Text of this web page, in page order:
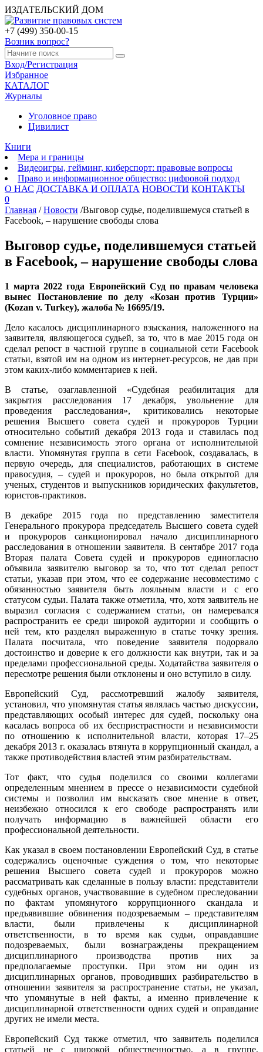
ИЗДАТЕЛЬСКИЙ ДОМ
+7 (499) 350-00-15
Возник вопрос?
Вход/Регистрация
Избранное
КАТАЛОГ
Журналы
Уголовное право
Цивилист
Книги
Мера и границы
Видеоигры, гейминг, киберспорт: правовые вопросы
Право и информационное общество: цифровой подход
О НАС ДОСТАВКА И ОПЛАТА НОВОСТИ КОНТАКТЫ
0
Главная / Новости /Выговор судье, поделившемуся статьей в
Facebook, – нарушение свободы слова
Выговор судье, поделившемуся статьей
в Facebook, – нарушение свободы слова
1 марта 2022 года Европейский Суд по правам человека
вынес Постановление по делу «Козан против Турции»
(Kozan v. Turkey), жалоба № 16695/19.
Дело касалось дисциплинарного взыскания, наложенного на
заявителя, являющегося судьей, за то, что в мае 2015 года он
сделал репост в частной группе в социальной сети Facebook
статьи, взятой им на одном из интернет-ресурсов, не дав при
этом каких-либо комментариев к ней.
В статье, озаглавленной «Судебная реабилитация для
закрытия расследования 17 декабря, увольнение для
проведения расследования», критиковались некоторые
решения Высшего совета судей и прокуроров Турции
относительно событий декабря 2013 года и ставилась под
сомнение независимость этого органа от исполнительной
власти. Упомянутая группа в сети Facebook, создавалась, в
первую очередь, для специалистов, работающих в системе
правосудия, – судей и прокуроров, но была открытой для
ученых, студентов и выпускников юридических факультетов,
юристов-практиков.
В декабре 2015 года по представлению заместителя
Генерального прокурора председатель Высшего совета судей
и прокуроров санкционировал начало дисциплинарного
расследования в отношении заявителя. В сентябре 2017 года
Вторая палата Совета судей и прокуроров единогласно
объявила заявителю выговор за то, что тот сделал репост
статьи, указав при этом, что ее содержание несовместимо с
обязанностью заявителя быть лояльным власти и с его
статусом судьи. Палата также отметила, что, хотя заявитель не
выразил согласия с содержанием статьи, он намеревался
распространить ее среди широкой аудитории и сообщить о
ней тем, кто разделял выраженную в статье точку зрения.
Палата посчитала, что поведение заявителя подорвало
достоинство и доверие к его должности как внутри, так и за
пределами профессиональной среды. Ходатайства заявителя о
пересмотре решения были отклонены и оно вступило в силу.
Европейский Суд, рассмотревший жалобу заявителя,
установил, что упомянутая статья являлась частью дискуссии,
представляющих особый интерес для судей, поскольку она
касалась вопроса об их беспристрастности и независимости
по отношению к исполнительной власти, которая 17–25
декабря 2013 г. оказалась втянута в коррупционный скандал, а
также противодействия властей этим разбирательствам.
Тот факт, что судья поделился со своими коллегами
определенным мнением в прессе о независимости судебной
системы и позволил им высказать свое мнение в ответ,
неизбежно относился к его свободе распространять или
получать информацию в важнейшей области его
профессиональной деятельности.
Как указал в своем постановлении Европейский Суд, в статье
содержались оценочные суждения о том, что некоторые
решения Высшего совета судей и прокуроров можно
рассматривать как сделанные в пользу власти: представители
судебных органов, участвовавшие в судебном преследовании
по фактам упомянутого коррупционного скандала и
предъявившие обвинения подозреваемым – представителям
власти, были привлечены к дисциплинарной
ответственности, в то время как судьи, оправдавшие
подозреваемых, были вознаграждены прекращением
дисциплинарного производства против них за
предполагаемые проступки. При этом ни один из
дисциплинарных органов, проводивших разбирательство в
отношении заявителя за распространение статьи, не указал,
что упомянутые в ней факты, а именно привлечение к
дисциплинарной ответственности одних судей и оправдание
других не имели места.
Европейский Суд также отметил, что заявитель поделился
статьей не с широкой общественностью, а в группе,